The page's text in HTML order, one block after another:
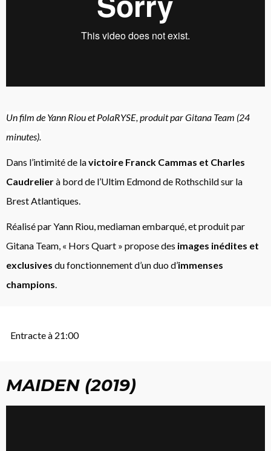
Un film de Yann Riou et PolaRYSE, produit par Gitana Team (24
minutes).
Dans l’intimité de lavictoire Franck Cammas et Charles
Caudrelierà bord de l’Ultim Edmond de Rothschild sur la
Brest Atlantiques.
Réalisé par Yann Riou, mediaman embarqué, et produit par
Gitana Team, « Hors Quart » propose des images inédites et
exclusives du fonctionnement d’un duo d’immenses
champions.
Entracte à 21:00
MAIDEN (2019)